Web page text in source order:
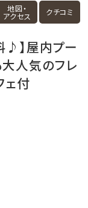
地図・
アクセス クチコミ
♪】屋内プー
人気のフレ
ェ付